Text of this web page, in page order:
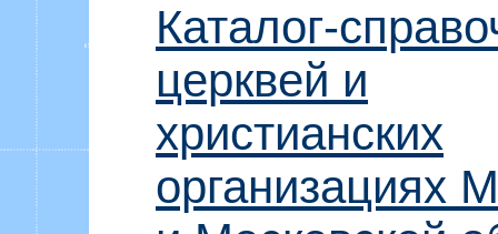
Каталог-
церквей и
христианских
организациях